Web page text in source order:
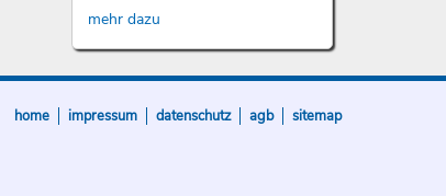
mehr dazu
home impressum datenschutz agb sitemap